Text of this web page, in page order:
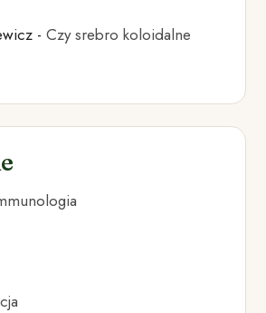
-Czy srebro koloidalne